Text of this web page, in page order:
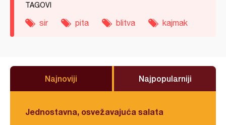
TAGOVI
sir pita blitva kajmak
Najnoviji Najpopularniji
Jednostavna, osvežavajuća salata